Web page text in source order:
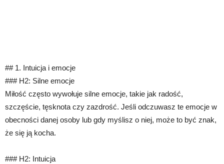
## 1. Intuicja i emocje
### H2: Silne emocje
Miłość często wywołuje silne emocje, takie jak radość,
szczęście, tęsknota czy zazdrość. Jeśli odczuwasz te emocje w
obecności danej osoby lub gdy myślisz o niej, może to być znak,
że się ją kocha.
### H2: Intuicja